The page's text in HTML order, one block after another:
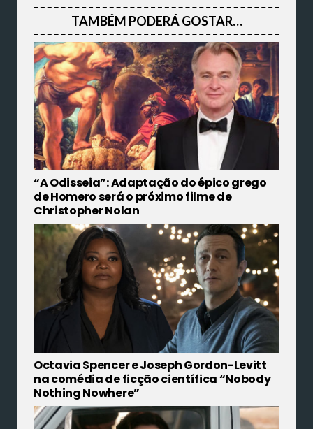
TAMBÉM PODERÁ GOSTAR…
“A Odisseia”: Adaptação do épico grego
de Homero será o próximo filme de
Christopher Nolan
Octavia Spencer e Joseph Gordon-Levitt
na comédia de ficção científica “Nobody
Nothing Nowhere”